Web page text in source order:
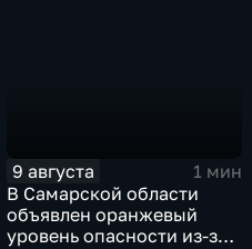
9 августа
1 мин
В Самарской области
объявлен оранжевый
уровень опасности из-за